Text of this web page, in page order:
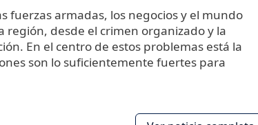
fuerzas armadas, los negocios y el mundo
región, desde el crimen organizado y la
En el centro de estos problemas está la
son lo suficientemente fuertes para